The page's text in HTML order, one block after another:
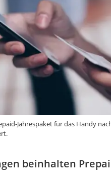
Jahrespaket für das Handy
beinhalten